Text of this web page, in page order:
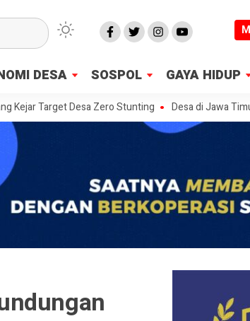
DESA SOSPOL GAYA HIDUP
Desa Zero Stunting Desa di Jawa Timur Kini